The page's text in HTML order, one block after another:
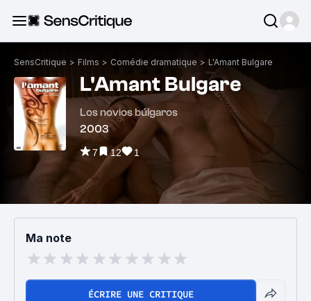
SensCritique > Films > Comédie dramatique > L'Amant Bulgare
L'Amant Bulgare
Los novios búlgaros
2003
7 12 1
Ma note
ÉCRIRE UNE CRITIQUE